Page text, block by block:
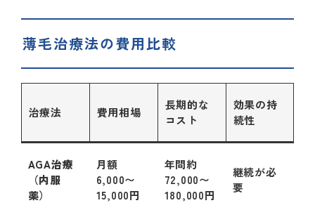
薄毛治療法の費用比較
治療法 費用相場
長期的な
コスト
効果の持
続性
AGA治療
（内服
薬）
月額
6,000〜
15,000円
年間約
72,000〜
180,000円
継続が必
要